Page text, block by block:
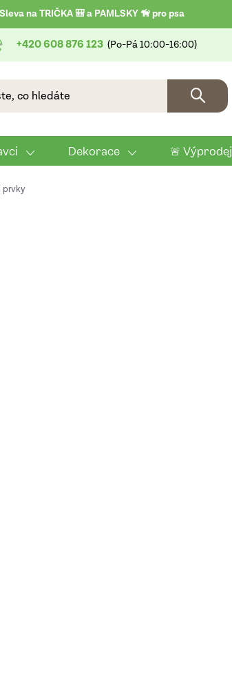
na TRIČKA 🎒 a PAMLSKY 🦮 pro psa
+420 608 876 123
Dekorace 🚨 Výprodej
prvky